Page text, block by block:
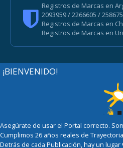
Registros de Marcas en
2093959 / 2266605 /
Registros de Marcas en
Registros de Marcas en
¡BIENVENIDO!
Asegúrate de usar el Portal correcto.
Cumplimos 26 años reales de
Detrás de cada Publicación, hay un lugar